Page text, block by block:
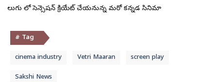
తెలుగు లో సెన్సెషన్ క్రియేట్ చేయనున్న మరో కన్నడ సినిమా
# Tag
cinema industry Vetri Maaran screen play
Sakshi News